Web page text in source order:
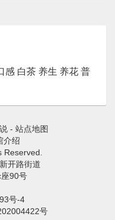
感 白茶 养生 养花 普
- 站点地图
介绍
开路街道
90号
号-4
号